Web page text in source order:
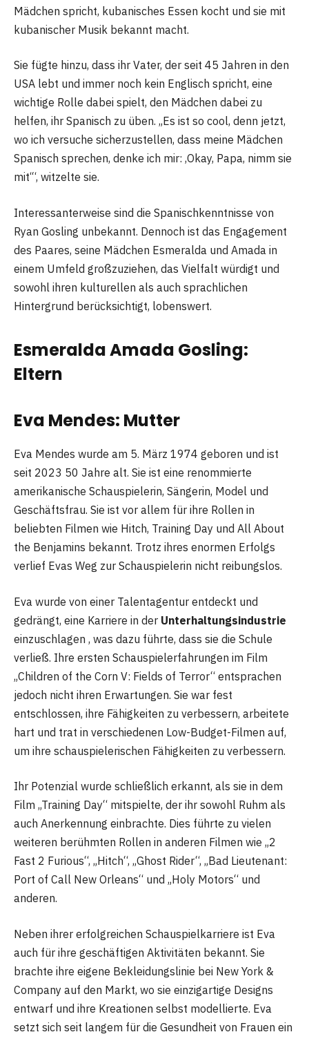
Mädchen spricht, kubanisches Essen kocht und sie mit
kubanischer Musik bekannt macht.
Sie fügte hinzu, dass ihr Vater, der seit 45 Jahren in den
USA lebt und immer noch kein Englisch spricht, eine
wichtige Rolle dabei spielt, den Mädchen dabei zu
helfen, ihr Spanisch zu üben. „Es ist so cool, denn jetzt,
wo ich versuche sicherzustellen, dass meine Mädchen
Spanisch sprechen, denke ich mir: ‚Okay, Papa, nimm sie
mit‘“, witzelte sie.
Interessanterweise sind die Spanischkenntnisse von
Ryan Gosling unbekannt. Dennoch ist das Engagement
des Paares, seine Mädchen Esmeralda und Amada in
einem Umfeld großzuziehen, das Vielfalt würdigt und
sowohl ihren kulturellen als auch sprachlichen
Hintergrund berücksichtigt, lobenswert.
Esmeralda Amada Gosling:
Eltern
Eva Mendes: Mutter
Eva Mendes wurde am 5. März 1974 geboren und ist
seit 2023 50 Jahre alt. Sie ist eine renommierte
amerikanische Schauspielerin, Sängerin, Model und
Geschäftsfrau. Sie ist vor allem für ihre Rollen in
beliebten Filmen wie Hitch, Training Day und All About
the Benjamins bekannt. Trotz ihres enormen Erfolgs
verlief Evas Weg zur Schauspielerin nicht reibungslos.
Eva wurde von einer Talentagentur entdeckt und
gedrängt, eine Karriere in der Unterhaltungsindustrie
einzuschlagen , was dazu führte, dass sie die Schule
verließ. Ihre ersten Schauspielerfahrungen im Film
„Children of the Corn V: Fields of Terror“ entsprachen
jedoch nicht ihren Erwartungen. Sie war fest
entschlossen, ihre Fähigkeiten zu verbessern, arbeitete
hart und trat in verschiedenen Low-Budget-Filmen auf,
um ihre schauspielerischen Fähigkeiten zu verbessern.
Ihr Potenzial wurde schließlich erkannt, als sie in dem
Film „Training Day“ mitspielte, der ihr sowohl Ruhm als
auch Anerkennung einbrachte. Dies führte zu vielen
weiteren berühmten Rollen in anderen Filmen wie „2
Fast 2 Furious“, „Hitch“, „Ghost Rider“, „Bad Lieutenant:
Port of Call New Orleans“ und „Holy Motors“ und
anderen.
Neben ihrer erfolgreichen Schauspielkarriere ist Eva
auch für ihre geschäftigen Aktivitäten bekannt. Sie
brachte ihre eigene Bekleidungslinie bei New York &
Company auf den Markt, wo sie einzigartige Designs
entwarf und ihre Kreationen selbst modellierte. Eva
setzt sich seit langem für die Gesundheit von Frauen ein